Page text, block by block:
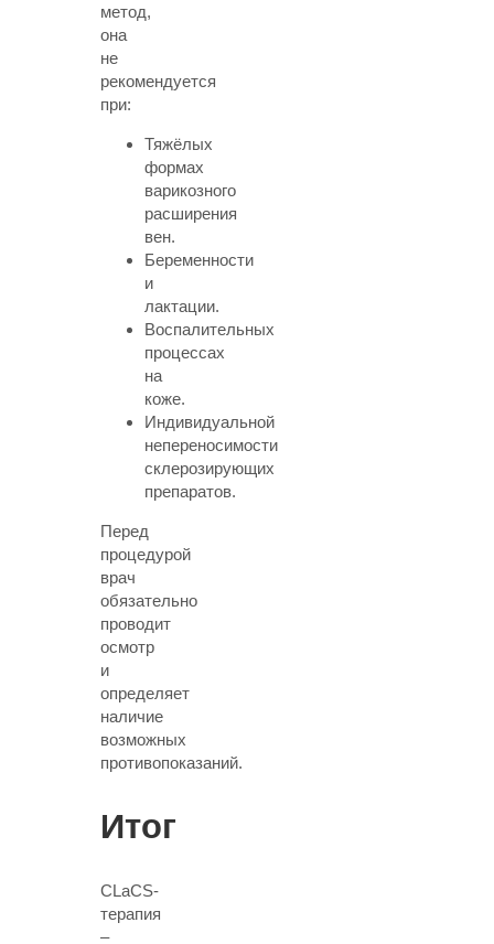
метод,
она
не
рекомендуется
при:
Тяжёлых
формах
варикозного
расширения
вен.
Беременности
и
лактации.
Воспалительных
процессах
на
коже.
Индивидуальной
непереносимости
склерозирующих
препаратов.
Перед
процедурой
врач
обязательно
проводит
осмотр
и
определяет
наличие
возможных
противопоказаний.
Итог
CLaCS-
терапия
–